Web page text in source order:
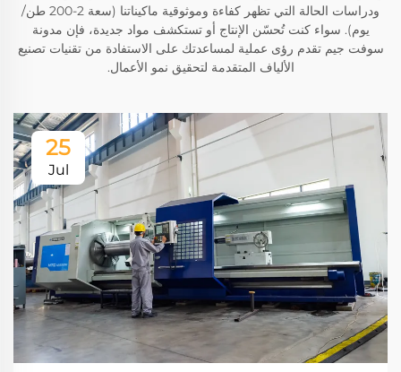
ودراسات الحالة التي تظهر كفاءة وموثوقية ماكيناتنا (سعة 2-200 طن/
يوم). سواء كنت تُحسّن الإنتاج أو تستكشف مواد جديدة، فإن مدونة
سوفت جيم تقدم رؤى عملية لمساعدتك على الاستفادة من تقنيات تصنيع
الألياف المتقدمة لتحقيق نمو الأعمال.
25
Jul